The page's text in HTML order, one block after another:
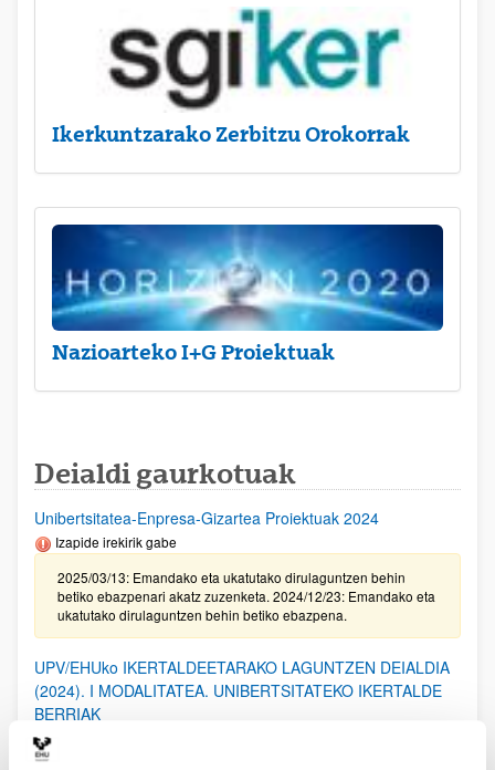
Ikerkuntzarako Zerbitzu Orokorrak
Nazioarteko I+G Proiektuak
Deialdi gaurkotuak
Unibertsitatea-Enpresa-Gizartea Proiektuak 2024
Izapide irekirik gabe
2025/03/13: Emandako eta ukatutako dirulaguntzen behin
betiko ebazpenari akatz zuzenketa. 2024/12/23: Emandako eta
ukatutako dirulaguntzen behin betiko ebazpena.
UPV/EHUko IKERTALDEETARAKO LAGUNTZEN DEIALDIA
(2024). I MODALITATEA. UNIBERTSITATEKO IKERTALDE
BERRIAK